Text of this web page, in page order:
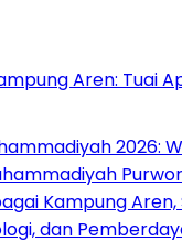
Aren: Tuai
2026:
Kampung
dan